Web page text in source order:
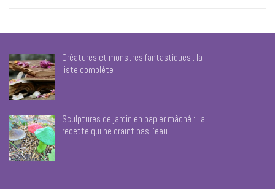
Créatures et monstres fantastiques : la
liste complète
Sculptures de jardin en papier mâché : La
recette qui ne craint pas l’eau